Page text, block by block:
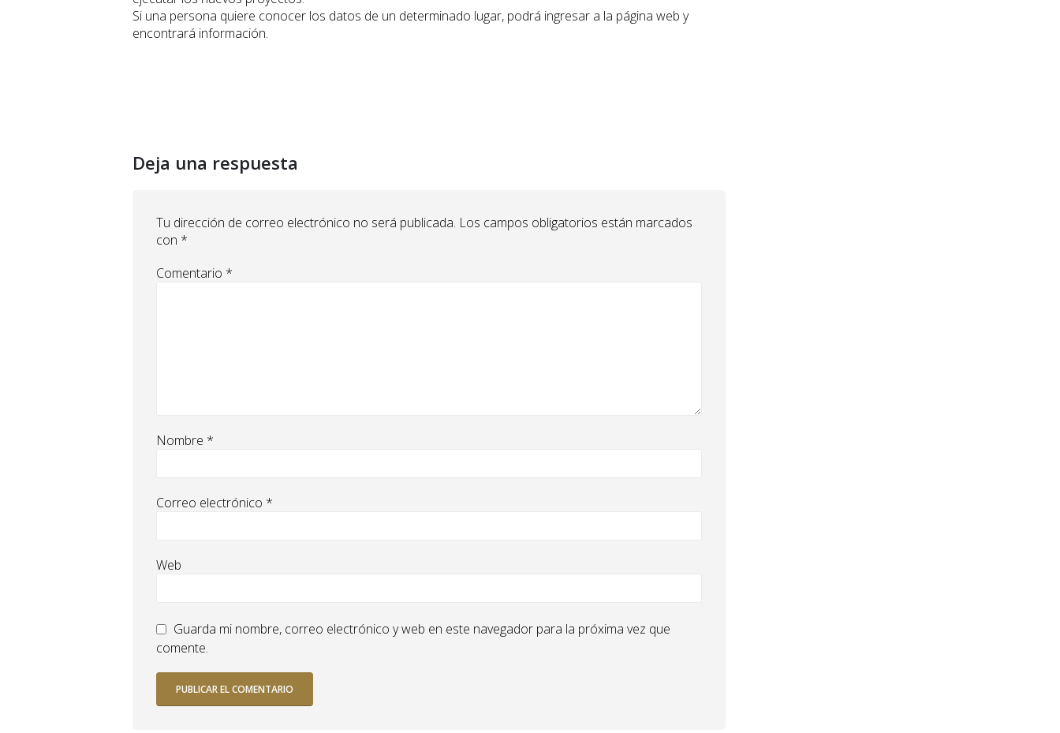
Si una persona quiere conocer los datos de un determinado lugar, podrá ingresar a la página web y
encontrará información.
Deja una respuesta
Tu dirección de correo electrónico no será publicada. Los campos obligatorios están marcados
con *
Comentario *
Nombre *
Correo electrónico *
Web
Guarda mi nombre, correo electrónico y web en este navegador para la próxima vez que
comente.